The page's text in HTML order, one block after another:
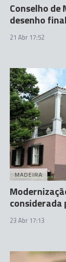
Conselho
desenho
21 Abr 17:52
MADEIRA
23 Abr 17:13